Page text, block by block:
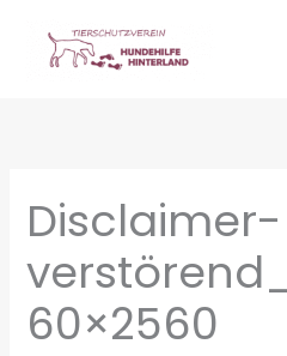
springen
Disclaimer-
60×2560